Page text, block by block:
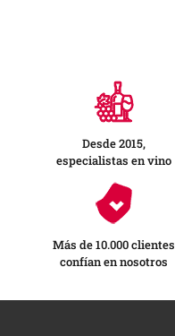
Desde 2015,
especialistas en vino
Más de 10.000 clientes
confían en nosotros